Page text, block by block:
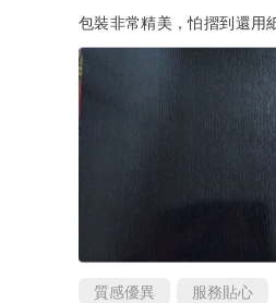
包裝非常精美，怕摺到還用
質感優異 服務貼心